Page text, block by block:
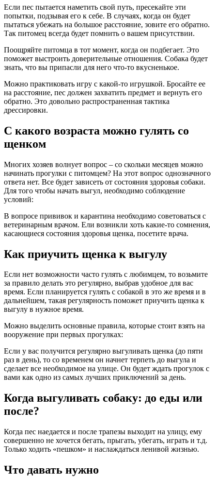
Если пес пытается наметить свой путь, пресекайте эти
попытки, подзывая его к себе. В случаях, когда он будет
пытаться убежать на большое расстояние, зовите его обратно.
Так питомец всегда будет помнить о вашем присутствии.
Поощряйте питомца в тот момент, когда он подбегает. Это
поможет выстроить доверительные отношения. Собака будет
знать, что вы припасли для него что-то вкусненькое.
Можно практиковать игру с какой-то игрушкой. Бросайте ее
на расстояние, пес должен захватить предмет и вернуть его
обратно. Это довольно распространенная тактика
дрессировки.
С какого возраста можно гулять со
щенком
Многих хозяев волнует вопрос – со скольки месяцев можно
начинать прогулки с питомцем? На этот вопрос однозначного
ответа нет. Все будет зависеть от состояния здоровья собаки.
Для того чтобы начать выгул, необходимо соблюдение
условий:
В вопросе прививок и карантина необходимо советоваться с
ветеринарным врачом. Ели возникли хоть какие-то сомнения,
касающиеся состояния здоровья щенка, посетите врача.
Как приучить щенка к выгулу
Если нет возможности часто гулять с любимцем, то возьмите
за правило делать это регулярно, выбрав удобное для вас
время. Если планируется гулять с собакой в это же время и в
дальнейшем, такая регулярность поможет приучить щенка к
выгулу в нужное время.
Можно выделить основные правила, которые стоит взять на
вооружение при первых прогулках:
Если у вас получится регулярно выгуливать щенка (до пяти
раз в день), то со временем он начнет терпеть до выгула и
сделает все необходимое на улице. Он будет ждать прогулок с
вами как одно из самых лучших приключений за день.
Когда выгуливать собаку: до еды или
после?
Когда пес наедается и после трапезы выходит на улицу, ему
совершенно не хочется бегать, прыгать, убегать, играть и т.д.
Только ходить «пешком» и наслаждаться ленивой жизнью.
Что давать нужно